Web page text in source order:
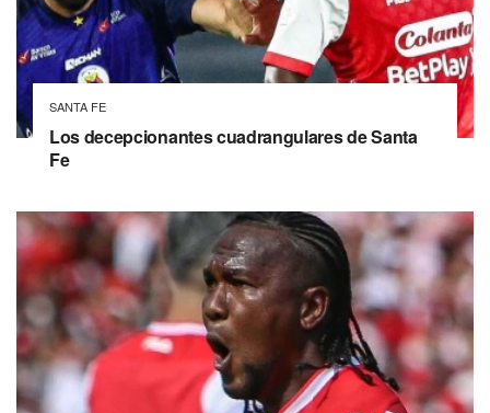
SANTA FE
Los decepcionantes cuadrangulares de Santa
Fe